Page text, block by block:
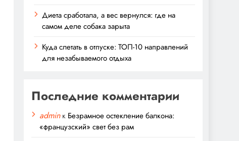
Диета сработала, а вес вернулся: где на
самом деле собака зарыта
Куда слетать в отпуске: ТОП-10 направлений
для незабываемого отдыха
Последние комментарии
adminк Безрамное остекление балкона:
«французский» свет без рам